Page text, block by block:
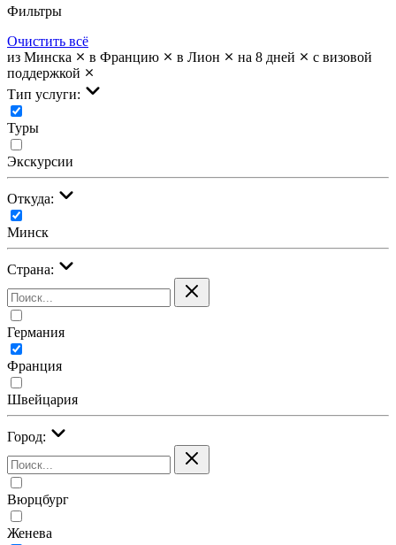
Фильтры
Очистить всё
из Минска
в Францию в Лион на 8 дней
с визовой
поддержкой
Тип услуги:
Туры
Экскурсии
Откуда:
Минск
Страна:
Германия
Франция
Швейцария
Город:
Вюрцбург
Женева